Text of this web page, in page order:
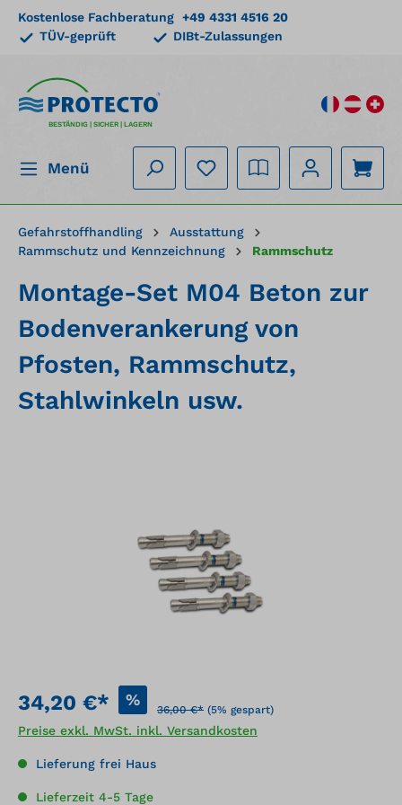
springen
Kostenlose Fachberatung +49 4331 4516 20
TÜV-geprüft
DIBt-Zulassungen
BESTÄNDIG | SICHER | LAGERN
Menü
Gefahrstoffhandling
Ausstattung
Rammschutz und Kennzeichnung
Rammschutz
Montage-Set M04 Beton zur
Bodenverankerung von
Pfosten, Rammschutz,
Stahlwinkeln usw.
34,20 €* %
36,00 €* (5% gespart)
Preise exkl. MwSt. inkl. Versandkosten
Lieferung frei Haus
Lieferzeit 4-5 Tage